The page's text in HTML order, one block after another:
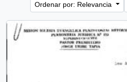
Ordenar por: Relevancia